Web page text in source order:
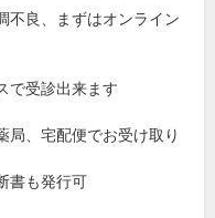
不良、まずはオンライン
で受診出来ます
局、宅配便でお受け取り
書も発行可